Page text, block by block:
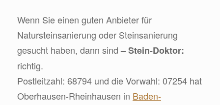
Wenn Sie einen guten Anbieter für
Natursteinsanierung oder Steinsanierung
gesucht haben, dann sind– Stein-Doktor:
richtig.
Postleitzahl: 68794 und die Vorwahl: 07254 hat
Oberhausen-Rheinhausen in Baden-